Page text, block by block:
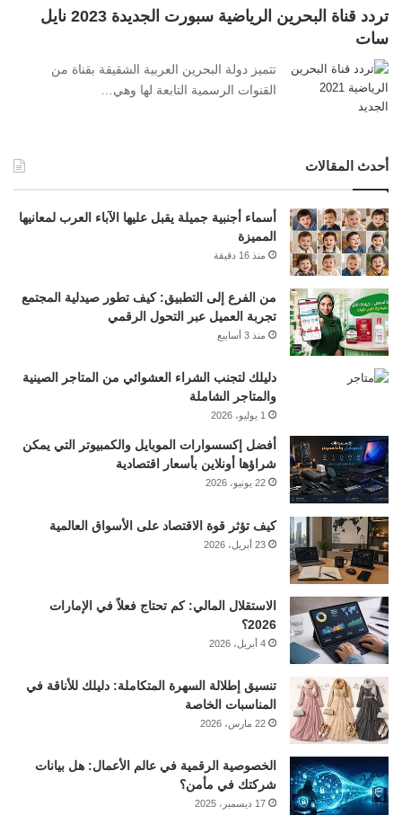
تردد قناة البحرين الرياضية سبورت الجديدة 2023 نايل
سات
تتميز دولة البحرين العربية الشقيقة بقناة من
القنوات الرسمية التابعة لها وهي…
أحدث المقالات
أسماء أجنبية جميلة يقبل عليها الآباء العرب لمعانيها
المميزة
منذ 16 دقيقة
من الفرع إلى التطبيق: كيف تطور صيدلية المجتمع
تجربة العميل عبر التحول الرقمي
منذ 3 أسابيع
دليلك لتجنب الشراء العشوائي من المتاجر الصينية
والمتاجر الشاملة
1 يوليو، 2026
أفضل إكسسوارات الموبايل والكمبيوتر التي يمكن
شراؤها أونلاين بأسعار اقتصادية
22 يونيو، 2026
كيف تؤثر قوة الاقتصاد على الأسواق العالمية
23 أبريل، 2026
الاستقلال المالي: كم تحتاج فعلاً في الإمارات
2026؟
4 أبريل، 2026
تنسيق إطلالة السهرة المتكاملة: دليلك للأناقة في
المناسبات الخاصة
22 مارس، 2026
الخصوصية الرقمية في عالم الأعمال: هل بيانات
شركتك في مأمن؟
17 ديسمبر، 2025